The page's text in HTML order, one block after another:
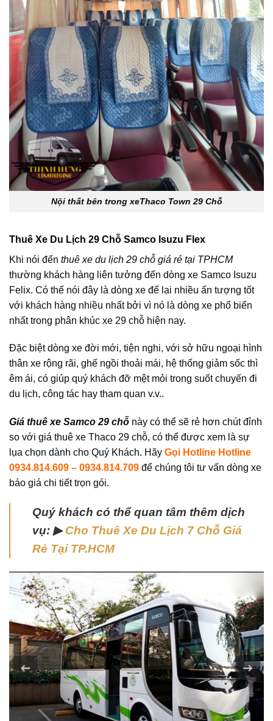
Nội thất bên trong xeThaco Town 29 Chỗ
Thuê Xe Du Lịch 29 Chỗ Samco Isuzu Flex
Khi nói đến thuê xe du lịch 29 chỗ giá rẻ tại TPHCM
thường khách hàng liên tưởng đến dòng xe Samco Isuzu
Felix. Có thể nói đây là dòng xe để lại nhiều ấn tượng tốt
với khách hàng nhiều nhất bởi vì nó là dòng xe phổ biến
nhất trong phân khúc xe 29 chỗ hiện nay.
Đặc biệt dòng xe đời mới, tiện nghi, với sở hữu ngoại hình
thân xe rộng rãi, ghế ngồi thoải mái, hệ thống giảm sốc thì
êm ái, có giúp quý khách đỡ mệt mỏi trong suốt chuyến đi
du lịch, công tác hay tham quan v.v..
Giá thuê xe Samco 29 chỗ này có thể sẽ rẻ hơn chút đỉnh
so với giá thuê xe Thaco 29 chỗ, có thể được xem là sự
lụa chọn dành cho Quý Khách. Hãy Gọi Hotline Hotline
0934.814.609 – 0934.814.709 để chúng tôi tư vấn dòng xe
báo giá chi tiết trọn gói.
Quý khách có thể quan tâm thêm dịch
vụ: ▶Cho Thuê Xe Du Lịch 7 Chỗ Giá
Rẻ Tại TP.HCM